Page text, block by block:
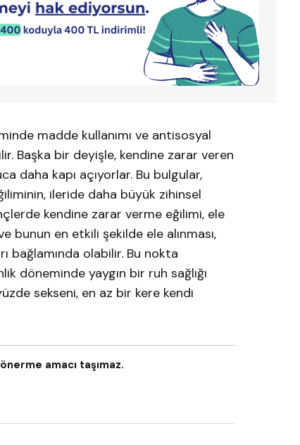
madde kullanımı ve antisosyal
Başka bir deyişle, kendine zarar veren
daha kapı açıyorlar. Bu bulgular,
ileride daha büyük zihinsel
kendine zarar verme eğilimi, ele
bunun en etkili şekilde ele alınması,
bağlamında olabilir. Bu nokta
döneminde yaygın bir ruh sağlığı
sekseni, en az bir kere kendi
amacı taşımaz.